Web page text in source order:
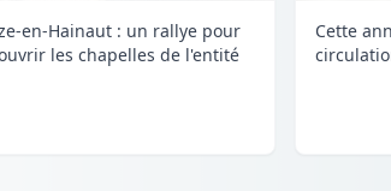
en-Hainaut : un rallye pour
les chapelles de l'entité
Cette